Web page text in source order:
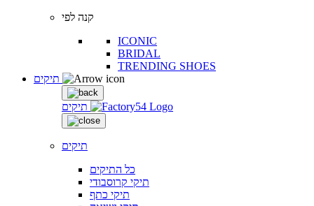
קנה לפי
ICONIC
BRIDAL
TRENDING SHOES
תיקים
תיקים
כל התיקים
תיקי קרוסבודי
תיקי כתף